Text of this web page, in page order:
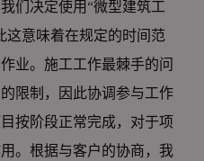
们决定使用“微型建筑工
这意味着在规定的时间范
业。施工工作最棘手的问
限制，因此协调参与工作
按阶段正常完成，对于项
。根据与客户的协商，我